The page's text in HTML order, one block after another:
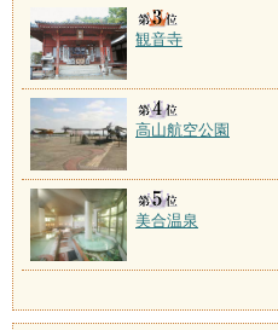
観音寺
高山航空公園
美合温泉